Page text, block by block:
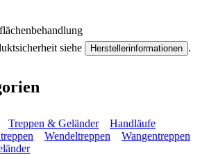
siehe Herstellerinformationen .
Treppen & Geländer
Handläufe
Wendeltreppen
Wangentreppen